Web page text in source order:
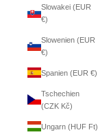
Slowakei (EUR
€)
Slowenien (EUR
€)
Spanien (EUR €)
Tschechien
(CZK Kč)
Ungarn (HUF Ft)